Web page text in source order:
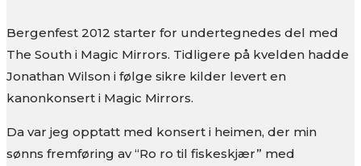
Bergenfest 2012 starter for undertegnedes del med
The South i Magic Mirrors. Tidligere på kvelden hadde
Jonathan Wilson i følge sikre kilder levert en
kanonkonsert i Magic Mirrors.
Da var jeg opptatt med konsert i heimen, der min
sønns fremføring av “Ro ro til fiskeskjær” med